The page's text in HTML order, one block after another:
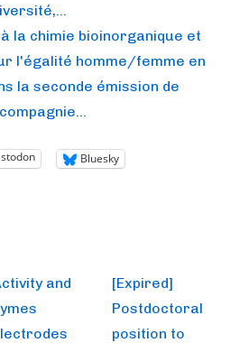
la chimie bioinorganique et
l'égalité homme/femme en
la seconde émission de
Bluesky
and
Next
Post
is
[Expired]
Postdoctoral
position to